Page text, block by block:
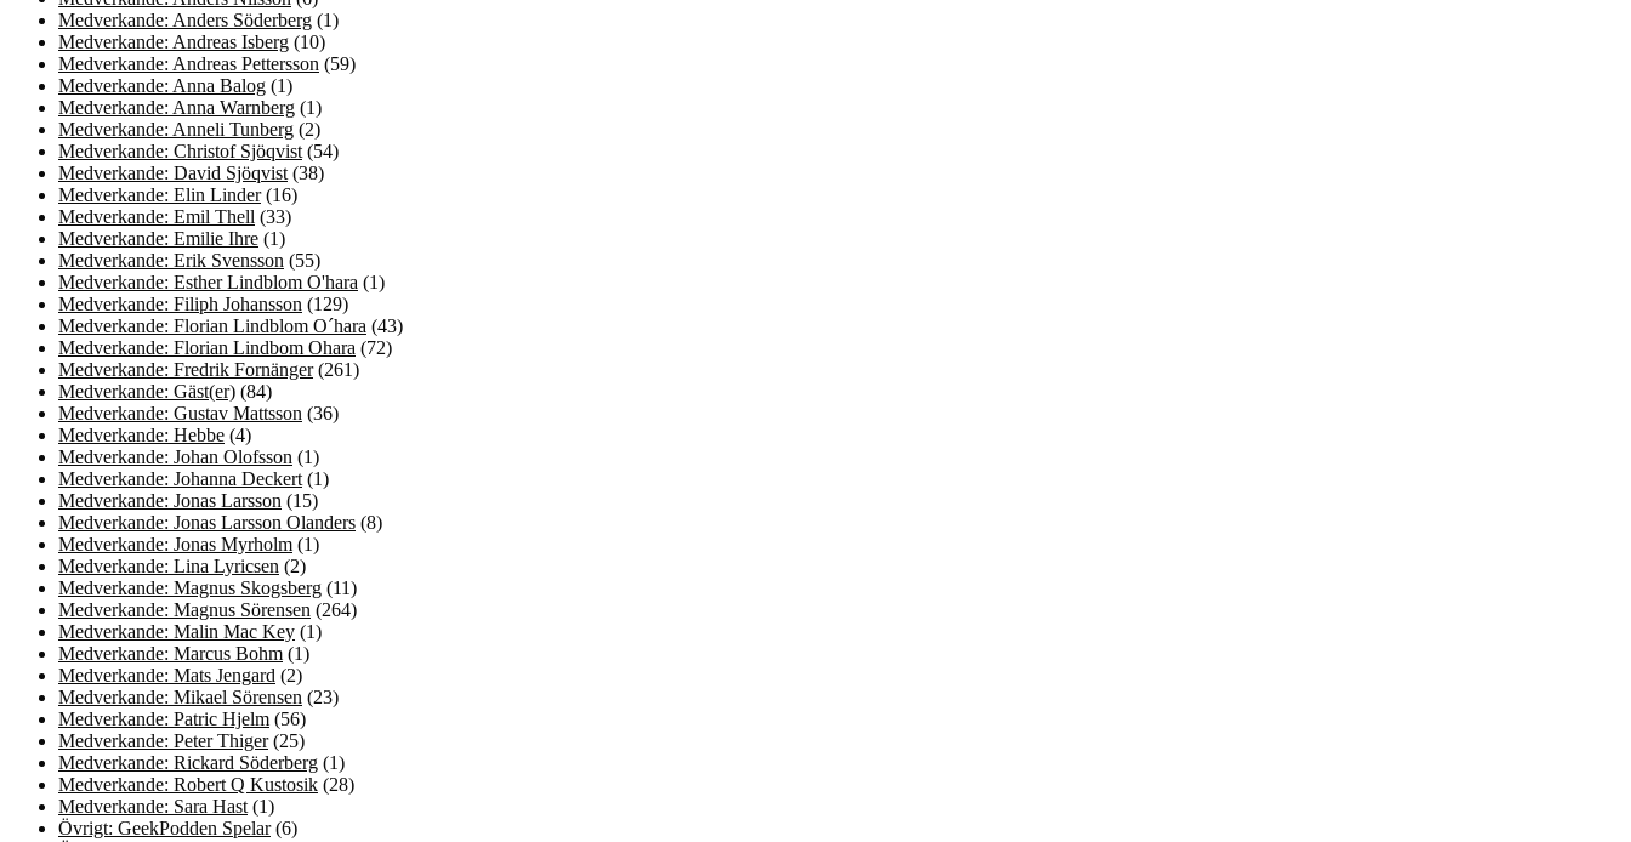
Medverkande: Anders Söderberg (1)
Medverkande: Andreas Isberg (10)
Medverkande: Andreas Pettersson (59)
Medverkande: Anna Balog (1)
Medverkande: Anna Warnberg (1)
Medverkande: Anneli Tunberg (2)
Medverkande: Christof Sjöqvist (54)
Medverkande: David Sjöqvist (38)
Medverkande: Elin Linder(16)
Medverkande: Emil Thell (33)
Medverkande: Emilie Ihre (1)
Medverkande: Erik Svensson (55)
Medverkande: Esther Lindblom O'hara (1)
Medverkande: Filiph Johansson (129)
Medverkande: Florian Lindblom O´hara (43)
Medverkande: Florian Lindbom Ohara (72)
Medverkande: Fredrik Fornänger(261)
Medverkande: Gäst(er) (84)
Medverkande: Gustav Mattsson (36)
Medverkande: Hebbe (4)
Medverkande: Johan Olofsson (1)
Medverkande: Johanna Deckert (1)
Medverkande: Jonas Larsson (15)
Medverkande: Jonas Larsson Olanders (8)
Medverkande: Jonas Myrholm (1)
Medverkande: Lina Lyricsen (2)
Medverkande: Magnus Skogsberg (11)
Medverkande: Magnus Sörensen (264)
Medverkande: Malin Mac Key (1)
Medverkande: Marcus Bohm (1)
Medverkande: Mats Jengard (2)
Medverkande: Mikael Sörensen (23)
Medverkande: Patric Hjelm (56)
Medverkande: Peter Thiger(25)
Medverkande: Rickard Söderberg (1)
Medverkande: Robert Q Kustosik (28)
Medverkande: Sara Hast (1)
Övrigt: GeekPodden Spelar(6)